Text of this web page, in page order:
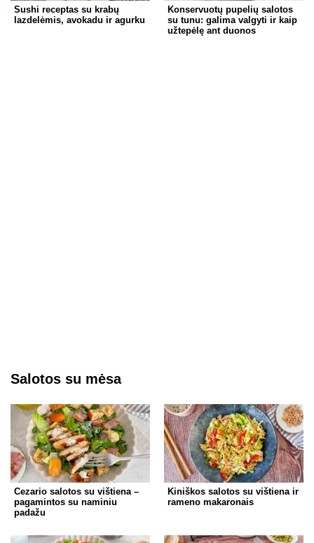
Sushi receptas su krabų
lazdelėmis, avokadu ir agurku
Konservuotų pupelių salotos
su tunu: galima valgyti ir kaip
užtepėlę ant duonos
Salotos su mėsa
Cezario salotos su vištiena –
pagamintos su naminiu
padažu
Kiniškos salotos su vištiena ir
rameno makaronais